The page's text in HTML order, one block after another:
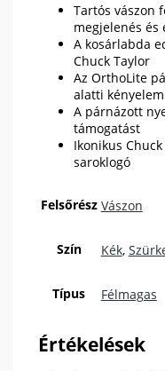
Tartós vászon
megjelenés és
A kosárlabda
Chuck Taylor
Az OrthoLite
alatti
A párnázott
támogatást
Ikonikus
saroklogó
Felsőrész Vászon
Szín Kék,
Típus Félmagas
Értékelések